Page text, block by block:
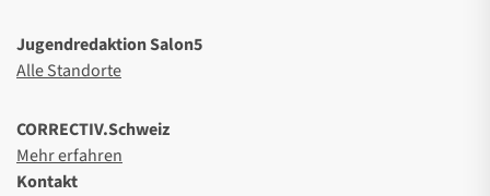
Jugendredaktion Salon5
Alle Standorte
CORRECTIV.Schweiz
Mehr erfahren
Kontakt